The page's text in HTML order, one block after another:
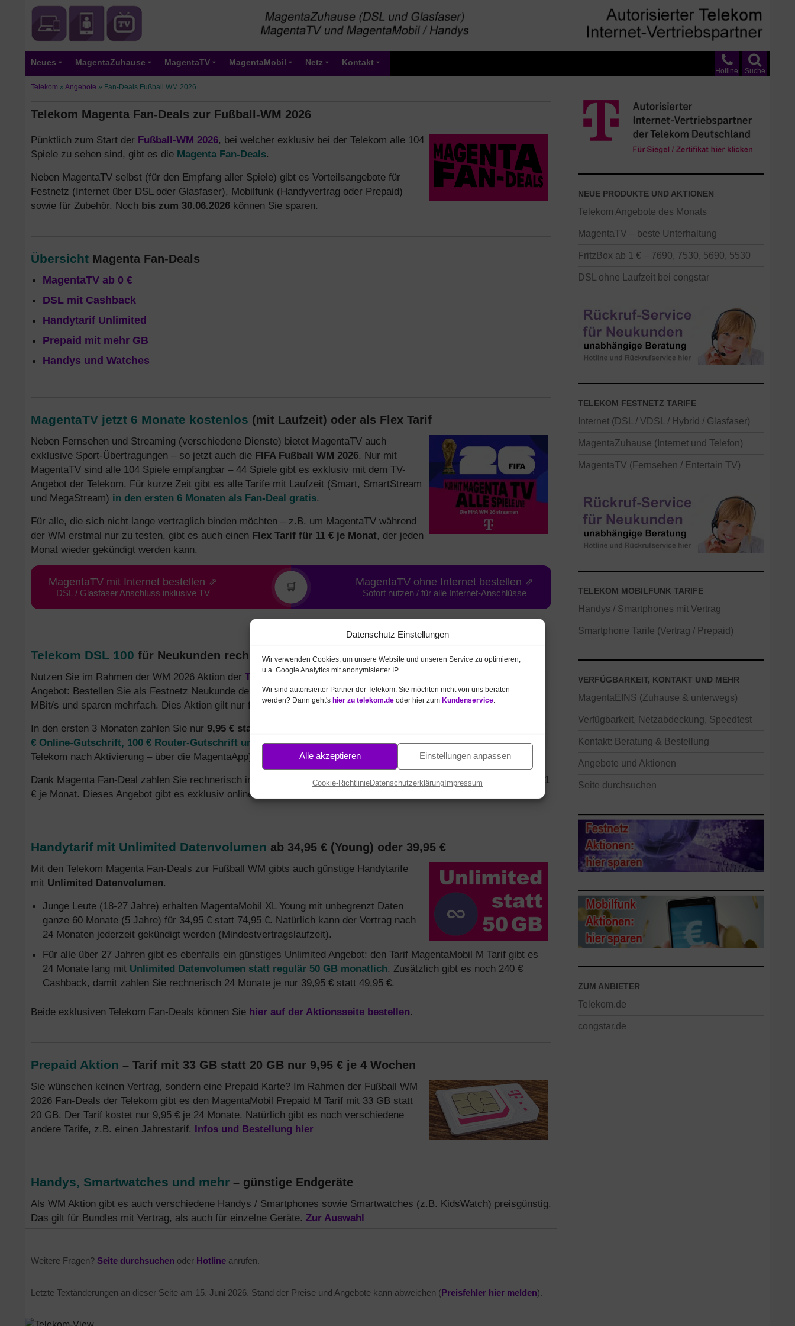
Datenschutz Einstellungen
Wir verwenden Cookies, um unsere Website und unseren Service zu optimieren,
u.a. Google Analytics mit anonymisierter IP.
Wir sind autorisierter Partner der Telekom. Sie möchten nicht von uns beraten
werden? Dann geht's hier zu telekom.de oder hier zum Kundenservice
Alle akzeptieren Einstellungen anpassen
Cookie-RichtlinieDatenschutzerklärungImpressum
Suche
Hotline
Neues MagentaZuhause MagentaTV MagentaMobil Netz Kontakt
Telekom » Angebote » Fan-Deals Fußball WM 2026
Telekom Magenta Fan-Deals zur Fußball-WM 2026
Pünktlich zum Start der Fußball-WM 2026, bei welcher exklusiv bei der Telekom alle 104
Spiele zu sehen sind, gibt es die Magenta Fan-Deals.
Neben MagentaTV selbst (für den Empfang aller Spiele) gibt es Vorteilsangebote für
Festnetz (Internet über DSL oder Glasfaser), Mobilfunk (Handyvertrag oder Prepaid)
sowie für Zubehör. Noch bis zum 30.06.2026 können Sie sparen.
Übersicht Magenta Fan-Deals
MagentaTV ab 0 €
DSL mit Cashback
Handytarif Unlimited
Prepaid mit mehr GB
Handys und Watches
MagentaTV jetzt 6 Monate kostenlos (mit Laufzeit) oder als Flex Tarif
Neben Fernsehen und Streaming (verschiedene Dienste) bietet MagentaTV auch
exklusive Sport-Übertragungen – so jetzt auch die FIFA Fußball WM 2026. Nur mit
MagentaTV sind alle 104 Spiele empfangbar – 44 Spiele gibt es exklusiv mit dem TV-
Angebot der Telekom. Für kurze Zeit gibt es alle Tarife mit Laufzeit (Smart, SmartStream
und MegaStream) in den ersten 6 Monaten als Fan-Deal gratis.
Für alle, die sich nicht lange vertraglich binden möchten – z.B. um MagentaTV während
der WM erstmal nur zu testen, gibt es auch einen Flex Tarif für 11 € je Monat, der jeden
Monat wieder gekündigt werden kann.
MagentaTV mit Internet bestellen ⇗
DSL / Glasfaser Anschluss inklusive TV
🛒 MagentaTV ohne Internet bestellen ⇗
Sofort nutzen / für alle Internet-Anschlüsse
Telekom DSL 100 für Neukunden rechnerisch 24 Monate je nur 29,91 € mtl.
Nutzen Sie im Rahmen der WM 2026 Aktion der Telekom
ein besonderes Festnetz
Angebot: Bestellen Sie als Festnetz Neukunde den MagentaZuhause L Tarif mit 100
MBit/s und sparen mehrfach. Dies Aktion gilt nur für kurze Zeit.
In den ersten 3 Monaten zahlen Sie nur 9,95 € statt 48,95 € je Monat
€ Online-Gutschrift, 100 € Router-Gutschrift und 240 € Cashback(direkt von der
Telekom nach Aktivierung – über die MagentaApp).
Dank Magenta Fan-Deal zahlen Sie rechnerisch im Durchschnitt in den 24 Monaten Mindestvertragslaufzeit nur 29,91
€ je Monat. Dieses Angebot gibt es exklusiv online.
Handytarif mit Unlimited Datenvolumen ab 34,95 € (Young) oder 39,95 €
Mit den Telekom Magenta Fan-Deals zur Fußball WM gibts auch günstige Handytarife
mit Unlimited Datenvolumen.
Junge Leute (18-27 Jahre) erhalten MagentaMobil XL Young mit unbegrenzt Daten
ganze 60 Monate (5 Jahre) für 34,95 € statt 74,95 €. Natürlich kann der Vertrag nach
24 Monaten jederzeit gekündigt werden (Mindestvertragslaufzeit).
Für alle über 27 Jahren gibt es ebenfalls ein günstiges Unlimited Angebot: den Tarif MagentaMobil M Tarif gibt es
24 Monate lang mit Unlimited Datenvolumen statt regulär 50 GB monatlich. Zusätzlich gibt es noch 240 €
Cashback, damit zahlen Sie rechnerisch 24 Monate je nur 39,95 € statt 49,95 €.
Beide exklusiven Telekom Fan-Deals können Sie hier auf der Aktionsseite bestellen.
Prepaid Aktion – Tarif mit 33 GB statt 20 GB nur 9,95 € je 4 Wochen
Sie wünschen keinen Vertrag, sondern eine Prepaid Karte? Im Rahmen der Fußball WM
2026 Fan-Deals der Telekom gibt es den MagentaMobil Prepaid M Tarif mit 33 GB statt
20 GB. Der Tarif kostet nur 9,95 € je 24 Monate. Natürlich gibt es noch verschiedene
andere Tarife, z.B. einen Jahrestarif. Infos und Bestellung hier
Handys, Smartwatches und mehr – günstige Endgeräte
Als WM Aktion gibt es auch verschiedene Handys / Smartphones sowie Smartwatches (z.B. KidsWatch) preisgünstig.
Das gilt für Bundles mit Vertrag, als auch für einzelne Geräte. Zur Auswahl
NEUE PRODUKTE UND AKTIONEN
Telekom Angebote des Monats
MagentaTV – beste Unterhaltung
FritzBox ab 1 € – 7690, 7530, 5690, 5530
DSL ohne Laufzeit bei congstar
TELEKOM FESTNETZ TARIFE
Internet (DSL / VDSL / Hybrid / Glasfaser)
MagentaZuhause (Internet und Telefon)
MagentaTV (Fernsehen / Entertain TV)
TELEKOM MOBILFUNK TARIFE
Handys / Smartphones mit Vertrag
Smartphone Tarife (Vertrag / Prepaid)
VERFÜGBARKEIT, KONTAKT UND MEHR
MagentaEINS (Zuhause & unterwegs)
Verfügbarkeit, Netzabdeckung, Speedtest
Kontakt: Beratung & Bestellung
Angebote und Aktionen
Seite durchsuchen
ZUM ANBIETER
Telekom.de
congstar.de
Weitere Fragen? Seite durchsuchen oder Hotline anrufen.
Letzte Textänderungen an dieser Seite am 15. Juni 2026. Stand der Preise und Angebote kann abweichen (Preisfehler hier melden).